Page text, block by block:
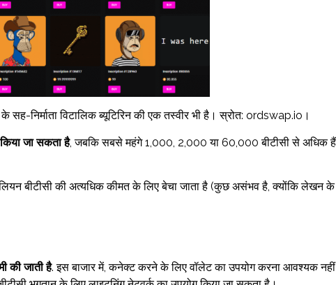
निर्माता विटालिक ब्यूटिरिन की एक तस्वीर भी है। स्रोत: ordswap.io।
जा सकता है, जबकि सबसे महंगे 1,000, 2,000 या 60,000 बीटीसी से अधिक
बीटीसी की अत्यधिक कीमत के लिए बेचा जाता है (कुछ असंभव है, क्योंकि लेखन के
की जाती है. इस बाजार में, कनेक्ट करने के लिए वॉलेट का उपयोग करना आवश्यक नहीं